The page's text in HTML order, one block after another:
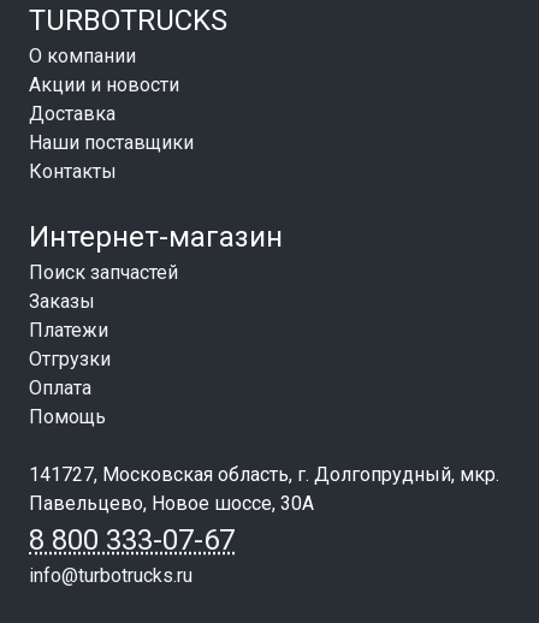
TURBOTRUCKS
О компании
Акции и новости
Доставка
Наши поставщики
Контакты
Интернет-магазин
Поиск запчастей
Заказы
Платежи
Отгрузки
Оплата
Помощь
141727, Московская область, г. Долгопрудный, мкр.
Павельцево, Новое шоссе, 30А
8 800 333-07-67
info@turbotrucks.ru